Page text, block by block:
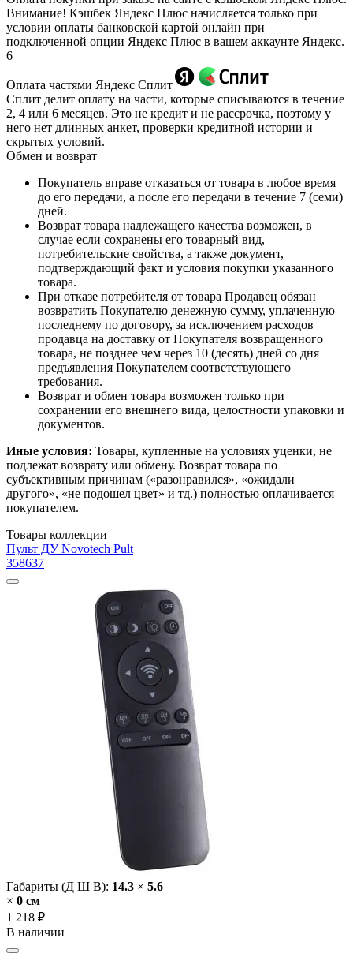
Внимание! Кэшбек Яндекс Плюс начисляется только при
условии оплаты банковской картой онлайн при
подключенной опции Яндекс Плюс в вашем аккаунте Яндекс.
6
Оплата частями Яндекс Сплит
Сплит делит оплату на части, которые списываются в течение
2, 4 или 6 месяцев. Это не кредит и не рассрочка, поэтому у
него нет длинных анкет, проверки кредитной истории и
скрытых условий.
Обмен и возврат
Покупатель вправе отказаться от товара в любое время
до его передачи, а после его передачи в течение 7 (семи)
дней.
Возврат товара надлежащего качества возможен, в
случае если сохранены его товарный вид,
потребительские свойства, а также документ,
подтверждающий факт и условия покупки указанного
товара.
При отказе потребителя от товара Продавец обязан
возвратить Покупателю денежную сумму, уплаченную
последнему по договору, за исключением расходов
продавца на доставку от Покупателя возвращенного
товара, не позднее чем через 10 (десять) дней со дня
предъявления Покупателем соответствующего
требования.
Возврат и обмен товара возможен только при
сохранении его внешнего вида, целостности упаковки и
документов.
Иные условия: Товары, купленные на условиях уценки, не
подлежат возврату или обмену. Возврат товара по
субъективным причинам («разонравился», «ожидали
другого», «не подошел цвет» и тд.) полностью оплачивается
покупателем.
Товары коллекции
Пульт ДУ Novotech Pult
358637
Габариты (Д Ш В): 14.3 × 5.6
× 0 cм
1 218 ₽
В наличии